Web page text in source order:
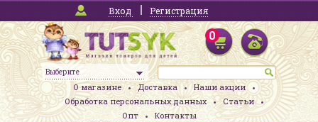
Вход Регистрация
Выберите
0
О магазине Доставка
Наши акции
Обработка персональных данных
Статьи
Опт
Контакты